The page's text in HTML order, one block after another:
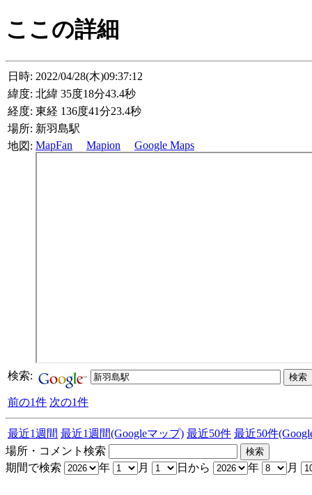
ここの詳細
日時: 2022/04/28(木)09:37:12
緯度: 北緯 35度18分43.4秒
経度: 東経 136度41分23.4秒
場所: 新羽島駅
地図: MapFan Mapion Google Maps
検索:
前の1件 次の1件
最近1週間 最近1週間(Googleマップ) 最近50件 最近50件
場所・コメント検索
期間で検索
年 月 日から 年 月